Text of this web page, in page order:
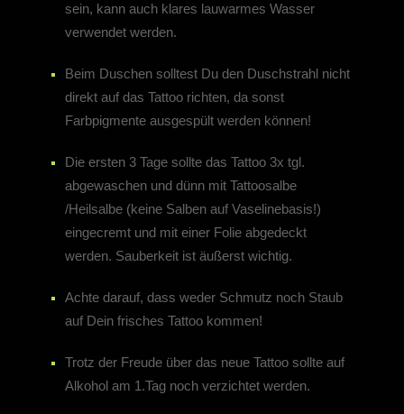
sein, kann auch klares lauwarmes Wasser
verwendet werden.
Beim Duschen solltest Du den Duschstrahl nicht
direkt auf das Tattoo richten, da sonst
Farbpigmente ausgespült werden können!
Die ersten 3 Tage sollte das Tattoo 3x tgl.
abgewaschen und dünn mit Tattoosalbe
/Heilsalbe (keine Salben auf Vaselinebasis!)
eingecremt und mit einer Folie abgedeckt
werden. Sauberkeit ist äußerst wichtig.
Achte darauf, dass weder Schmutz noch Staub
auf Dein frisches Tattoo kommen!
Trotz der Freude über das neue Tattoo sollte auf
Alkohol am 1.Tag noch verzichtet werden.